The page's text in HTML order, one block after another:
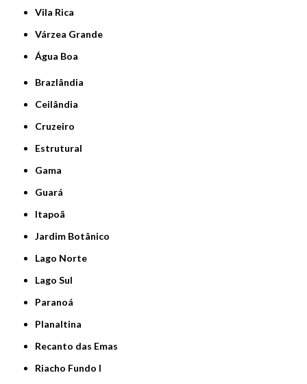
Vila Rica
Várzea Grande
Água Boa
Brazlândia
Ceilândia
Cruzeiro
Estrutural
Gama
Guará
Itapoã
Jardim Botânico
Lago Norte
Lago Sul
Paranoá
Planaltina
Recanto das Emas
Riacho Fundo I